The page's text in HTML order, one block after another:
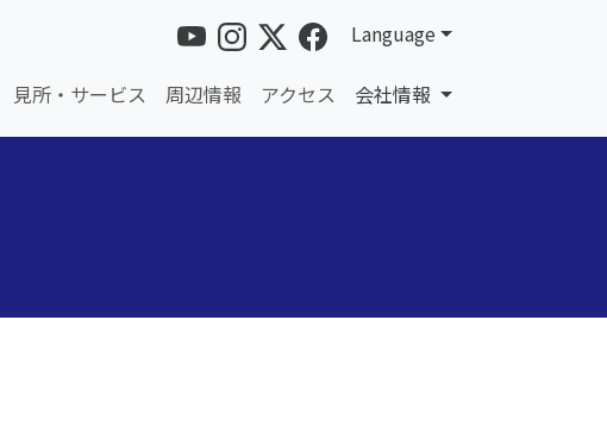
Language
見所・サービス 周辺情報 アクセス 会社情報